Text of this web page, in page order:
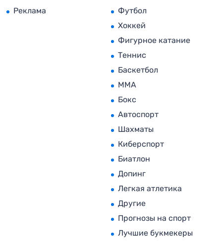
Реклама
Футбол
Хоккей
Фигурное катание
Теннис
Баскетбол
MMA
Бокс
Автоспорт
Шахматы
Киберспорт
Биатлон
Допинг
Легкая атлетика
Другие
Прогнозы на спорт
Лучшие букмекеры